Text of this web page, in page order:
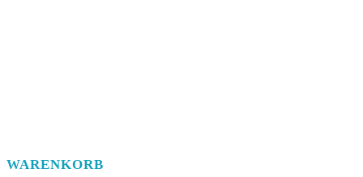
WARENKORB